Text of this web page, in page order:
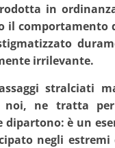
in
il comportamento
irrilevante.
stralciati
noi, ne tratta
dipartono: è un
negli estremi